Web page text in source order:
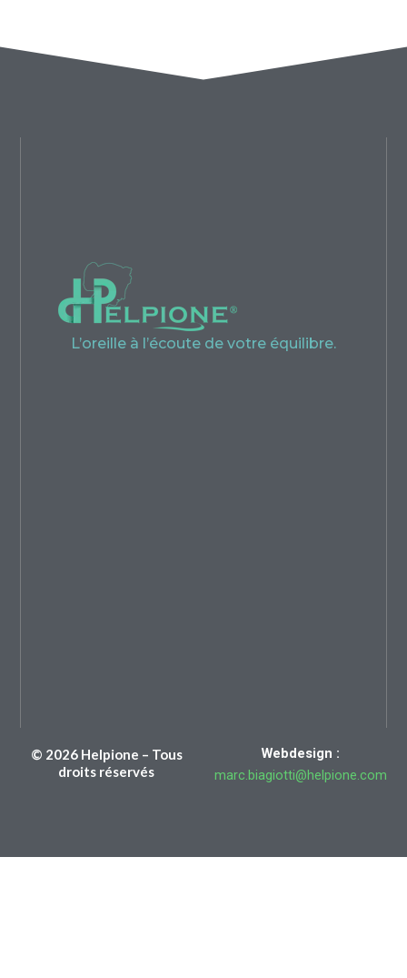
L’oreille à l’écoute de votre équilibre.
© 2026 Helpione – Tous
droits réservés
Webdesign :
marc.biagiotti@helpione.com